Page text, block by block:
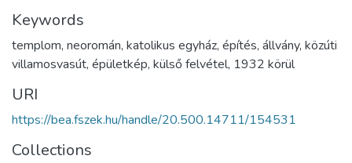
Keywords
templom, neoromán, katolikus egyház, építés, állvány, közúti
villamosvasút, épületkép, külső felvétel, 1932 körül
URI
https://bea.fszek.hu/handle/20.500.14711/154531
Collections